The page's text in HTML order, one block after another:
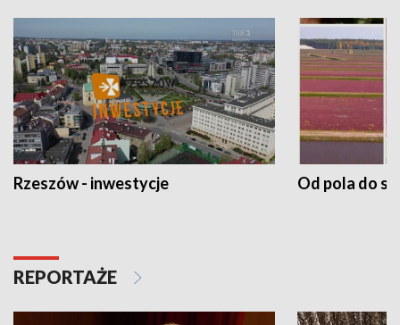
Rzeszów - inwestycje Od pola do
REPORTAŻE